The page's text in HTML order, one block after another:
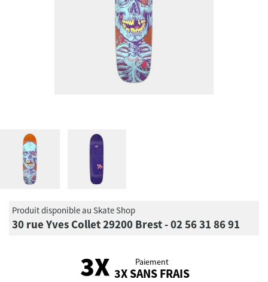
Produit disponible au Skate Shop
30 rue Yves Collet 29200 Brest - 02 56 31 86 91
Paiement
3X SANS FRAIS